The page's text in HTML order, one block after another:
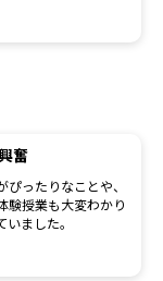
奮
ったりなことや、
験授業も大変わかり
ました。